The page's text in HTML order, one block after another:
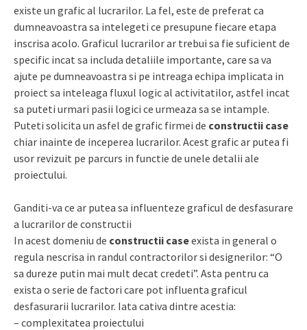
existe un grafic al lucrarilor. La fel, este de preferat ca
dumneavoastra sa intelegeti ce presupune fiecare etapa
inscrisa acolo. Graficul lucrarilor ar trebui sa fie suficient de
specific incat sa includa detaliile importante, care sa va
ajute pe dumneavoastra si pe intreaga echipa implicata in
proiect sa inteleaga fluxul logic al activitatilor, astfel incat
sa puteti urmari pasii logici ce urmeaza sa se intample.
Puteti solicita un asfel de grafic firmei de constructii case
chiar inainte de inceperea lucrarilor. Acest grafic ar putea fi
usor revizuit pe parcurs in functie de unele detalii ale
proiectului.
Ganditi-va ce ar putea sa influenteze graficul de desfasurare
a lucrarilor de constructii
In acest domeniu de constructii caseexista in general o
regula nescrisa in randul contractorilor si designerilor: “O
sa dureze putin mai mult decat credeti”. Asta pentru ca
exista o serie de factori care pot influenta graficul
desfasurarii lucrarilor. Iata cativa dintre acestia:
– complexitatea proiectului